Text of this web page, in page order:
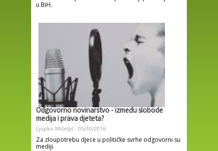
u BiH.
Odgovorno novinarstvo - između slobode
medija i prava djeteta?
Ljupko Mišeljić 05/10/2016
Za zloupotrebu djece u političke svrhe odgovorni su
mediji.